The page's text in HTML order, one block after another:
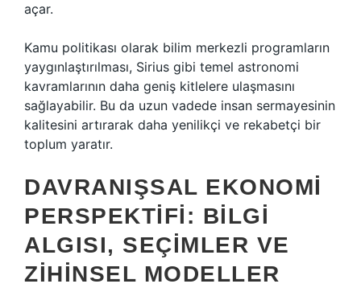
açar.
Kamu politikası olarak bilim merkezli programların
yaygınlaştırılması, Sirius gibi temel astronomi
kavramlarının daha geniş kitlelere ulaşmasını
sağlayabilir. Bu da uzun vadede insan sermayesinin
kalitesini artırarak daha yenilikçi ve rekabetçi bir
toplum yaratır.
DAVRANIŞSAL EKONOMI
PERSPEKTIFI: BILGI
ALGISI, SEÇIMLER VE
ZIHINSEL MODELLER